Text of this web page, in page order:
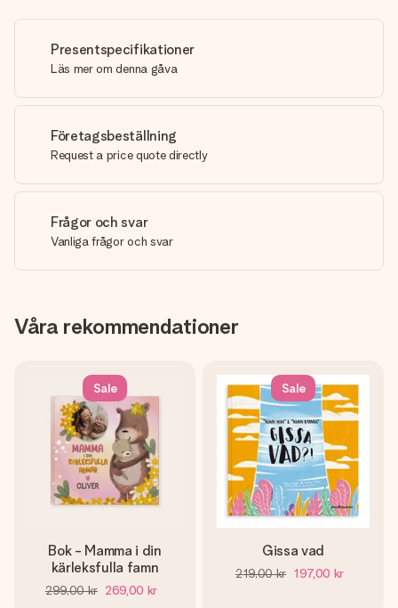
Presentspecifikationer
Läs mer om denna gåva
Företagsbeställning
Request a price quote directly
Frågor och svar
Vanliga frågor och svar
Våra rekommendationer
Sale
Bok - Mamma i din
kärleksfulla famn
299,00 kr 269,00 kr
Sale
Gissa vad
219,00 kr 197,00 kr